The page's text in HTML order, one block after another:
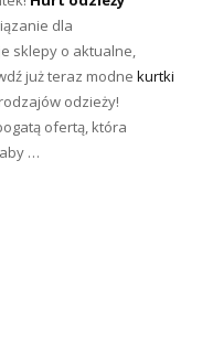
dla
sklepy o aktualne,
już teraz modne kurtki
odzieży!
ofertą, która
…